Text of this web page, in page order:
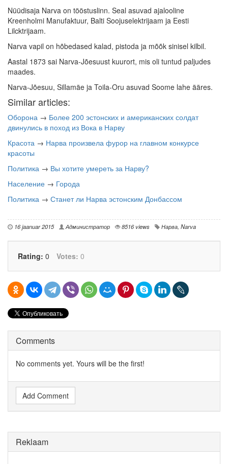
Nüüdisaja Narva on tööstuslinn. Seal asuvad ajalooline
Kreenholmi Manufaktuur, Balti Soojuselektrijaam ja Eesti
Lilcktrijaam.
Narva vapil on hõbedased kalad, pistoda ja mõõk sinisel kilbil.
Aastal 1873 sai Narva-Jõesuust kuurort, mis oli tuntud paljudes
maades.
Narva-Jõesuu, Sillamäe ja Toila-Oru asuvad Soome lahe ääres.
Similar articles:
Оборона → Более 200 эстонских и американских солдат
двинулись в поход из Вока в Нарву
Красота → Нарва произвела фурор на главном конкурсе
красоты
Политика → Вы хотите умереть за Нарву?
Население → Города
Политика → Станет ли Нарва эстонским Донбассом
16 jaanuar 2015 Администратор 8516 views Нарва, Narva
Rating: 0 Votes: 0
Comments
No comments yet. Yours will be the first!
Add Comment
Reklaam